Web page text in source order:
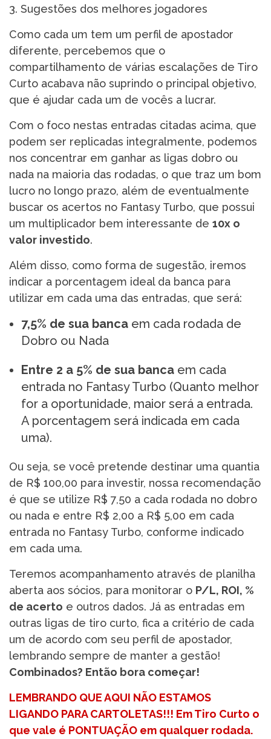
3. Sugestões dos melhores jogadores
Como cada um tem um perfil de apostador
diferente, percebemos que o
compartilhamento de várias escalações de Tiro
Curto acabava não suprindo o principal objetivo,
que é ajudar cada um de vocês a lucrar.
Com o foco nestas entradas citadas acima, que
podem ser replicadas integralmente, podemos
nos concentrar em ganhar as ligas dobro ou
nada na maioria das rodadas, o que traz um bom
lucro no longo prazo, além de eventualmente
buscar os acertos no Fantasy Turbo, que possui
um multiplicador bem interessante de 10x o
valor investido.
Além disso, como forma de sugestão, iremos
indicar a porcentagem ideal da banca para
utilizar em cada uma das entradas, que será:
7,5% de sua banca em cada rodada de
Dobro ou Nada
Entre 2 a 5% de sua banca em cada
entrada no Fantasy Turbo (Quanto melhor
for a oportunidade, maior será a entrada.
A porcentagem será indicada em cada
uma).
Ou seja, se você pretende destinar uma quantia
de R$ 100,00 para investir, nossa recomendação
é que se utilize R$ 7,50 a cada rodada no dobro
ou nada e entre R$ 2,00 a R$ 5,00 em cada
entrada no Fantasy Turbo, conforme indicado
em cada uma.
Teremos acompanhamento através de planilha
aberta aos sócios, para monitorar o P/L, ROI, %
de acerto e outros dados. Já as entradas em
outras ligas de tiro curto, fica a critério de cada
um de acordo com seu perfil de apostador,
lembrando sempre de manter a gestão!
Combinados? Então bora começar!
LEMBRANDO QUE AQUI NÃO ESTAMOS
LIGANDO PARA CARTOLETAS!!! Em Tiro Curto o
que vale é PONTUAÇÃO em qualquer rodada.